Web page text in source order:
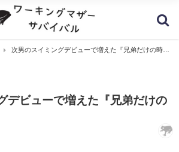
次男のスイミングデビューで増えた『兄弟だけの時
デビューで増えた『兄弟だけの